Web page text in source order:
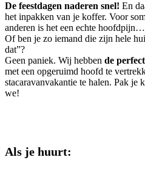
De feestdagen naderen snel! En
het inpakken van je koffer. Voor
anderen is het een echte
Of ben je zo iemand die zijn hele
dat”?
Geen paniek. Wij hebben de
met een opgeruimd hoofd te
stacaravanvakantie te halen. Pak je
we!
Als je huurt: